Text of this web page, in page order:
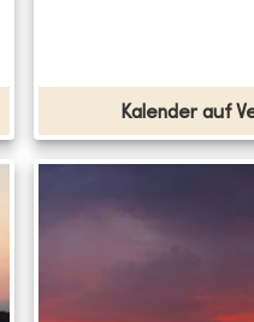
Kalender auf